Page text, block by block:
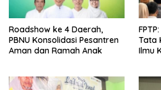
Roadshow ke 4 Daerah,
PBNU Konsolidasi Pesantren
Aman dan Ramah Anak
Tata
Ilmu